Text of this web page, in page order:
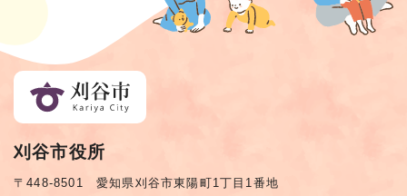
刈谷市役所
〒448-8501 愛知県刈谷市東陽町1丁目1番地